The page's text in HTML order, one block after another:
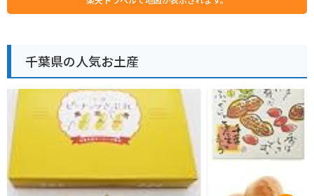
千葉県の人気お土産